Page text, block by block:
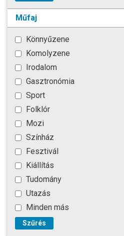
Műfaj
Könnyűzene
Komolyzene
Irodalom
Gasztronómia
Sport
Folklór
Mozi
Színház
Fesztivál
Kiállítás
Tudomány
Utazás
Minden más
Szűrés